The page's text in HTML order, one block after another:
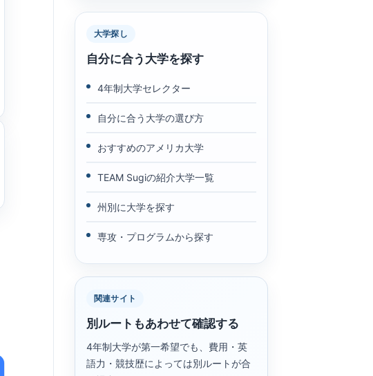
大学探し
自分に合う大学を探す
4年制大学セレクター
自分に合う大学の選び方
おすすめのアメリカ大学
TEAM Sugiの紹介大学一覧
州別に大学を探す
専攻・プログラムから探す
関連サイト
別ルートもあわせて確認する
4年制大学が第一希望でも、費用・英
語力・競技歴によっては別ルートが合